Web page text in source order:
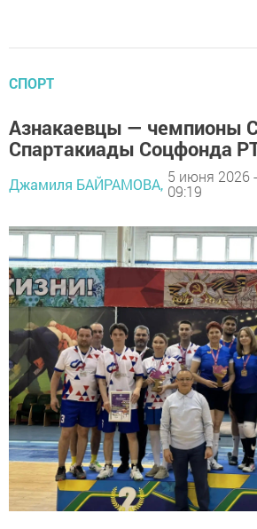
СПОРТ
Азнакаевцы — чемпионы
Спартакиады Соцфонда
Джамиля БАЙРАМОВА, 5 июня 2026 -
09:19